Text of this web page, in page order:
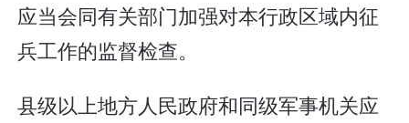
应当会同有关部门加强对本行政区域内征
兵工作的监督检查。
县级以上地方人民政府和同级军事机关应